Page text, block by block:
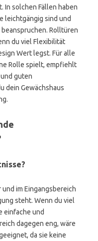
In solchen Fällen haben
leichtgängig sind und
Rolltüren
du viel Flexibilität
Wert legst. Für alle
Rolle spielt, empfiehlt
guten
dein Gewächshaus
im Eingangsbereich
steht. Wenn du viel
einfache und
dagegen eng, wäre
da sie keine